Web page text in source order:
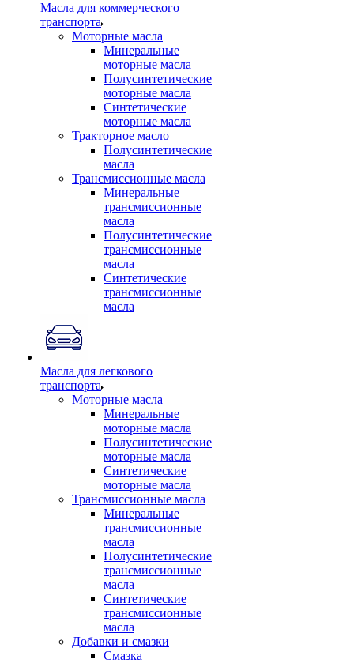
Масла для коммерческого
транспорта
Моторные масла
Минеральные
моторные масла
Полусинтетические
моторные масла
Синтетические
моторные масла
Тракторное масло
Полусинтетические
масла
Трансмиссионные масла
Минеральные
трансмиссионные
масла
Полусинтетические
трансмиссионные
масла
Синтетические
трансмиссионные
масла
Масла для легкового
транспорта
Моторные масла
Минеральные
моторные масла
Полусинтетические
моторные масла
Синтетические
моторные масла
Трансмиссионные масла
Минеральные
трансмиссионные
масла
Полусинтетические
трансмиссионные
масла
Синтетические
трансмиссионные
масла
Добавки и смазки
Смазка